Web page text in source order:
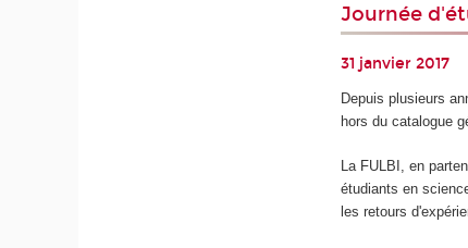
Journée
31 janvier 2017
Depuis plusieurs
hors du catalogue
La FULBI, en
étudiants en
les retours